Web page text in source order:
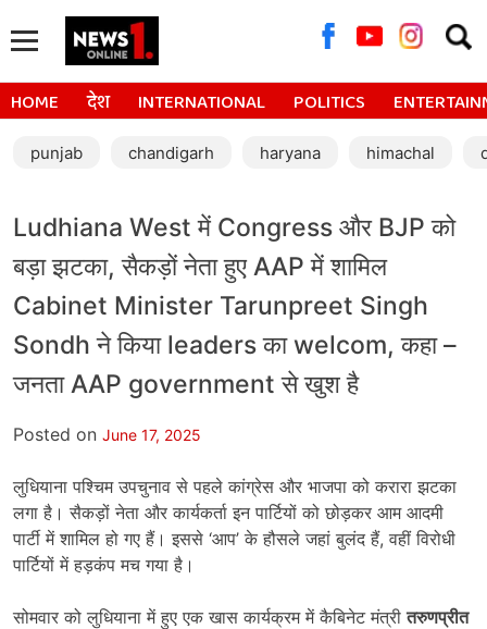
for:
HOME देश INTERNATIONAL POLITICS
punjab chandigarh haryana himachal
Ludhiana West में Congress और BJP को
बड़ा झटका, सैकड़ों नेता हुए AAP में शामिल
Cabinet Minister Tarunpreet Singh
Sondh ने किया leaders का welcom, कहा –
जनता AAP government से खुश है
Posted on June 17, 2025
लुधियाना पश्चिम उपचुनाव से पहले कांग्रेस और भाजपा को करारा झटका
लगा है। सैकड़ों नेता और कार्यकर्ता इन पार्टियों को छोड़कर आम आदमी
पार्टी में शामिल हो गए हैं। इससे ‘आप’ के हौसले जहां बुलंद हैं, वहीं विरोधी
पार्टियों में हड़कंप मच गया है।
सोमवार को लुधियाना में हुए एक खास कार्यक्रम में कैबिनेट मंत्रीतरुणप्रीत